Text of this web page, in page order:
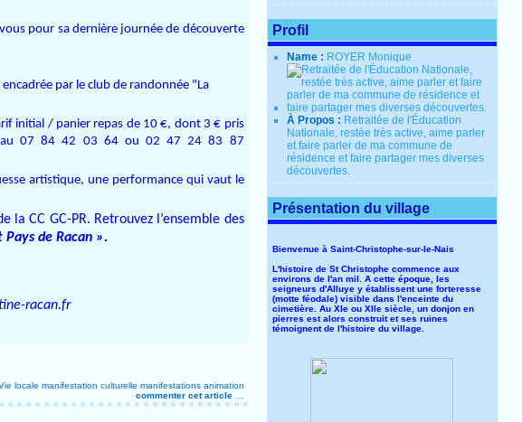
pour sa dernière journée de découverte
par le club de randonnée "La
initial / panier repas de 10 €, dont 3 € pris
au 07 84 42 03 64 ou 02 47 24 83 87
artistique, une performance qui vaut le
CC GC-PR. Retrouvez l’ensemble des
Pays de Racan ».
racan.fr
locale manifestation culturelle manifestations animation
commenter cet article
Profil
Name : ROYER Monique
À Propos : Retraitée de l'Éducation
Nationale, restée très active, aime parler
et faire parler de ma commune de
résidence et faire partager mes diverses
découvertes.
Présentation du village
Bienvenue à Saint-Christophe-sur-le-Nais
L'histoire de St Christophe commence aux
environs de l'an mil. A cette époque, les
seigneurs d'Alluye y établissent une forteresse
(motte féodale) visible dans l'enceinte du
cimetière. Au XIe ou XIIe siècle, un donjon en
pierres est alors construit et ses ruines
témoignent de l'histoire du village.